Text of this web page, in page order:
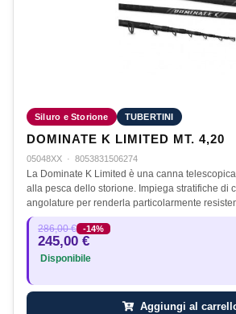
Siluro e Storione TUBERTINI
DOMINATE K LIMITED MT. 4,20
05048XX · 8053831506274
La Dominate K Limited è una canna
alla pesca dello storione. Impiega stratifiche di
angolature per renderla particolarmente
286,00 € -14%
245,00 €
Disponibile
Aggiungi al